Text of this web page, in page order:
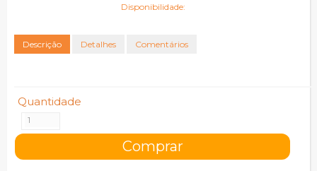
Disponibilidade:
Descrição Detalhes Comentários
Quantidade